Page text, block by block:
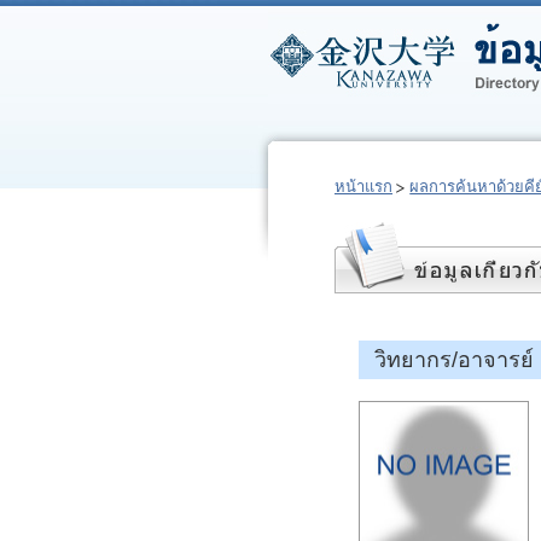
หน้าแรก ผลการค้นหาด้วยคี
วิทยากร/อาจาร